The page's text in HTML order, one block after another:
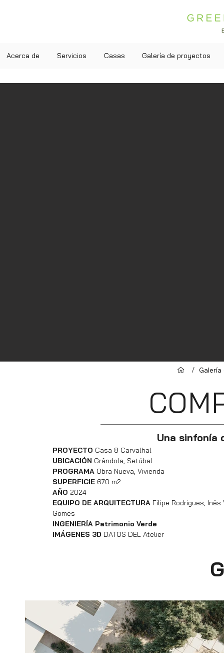
Acerca de Servicios Casas Galería de proyectos
/
Una sinfonía
PROYECTO Casa 8 Carvalhal
UBICACIÓN Grândola, Setúbal
PROGRAMA Obra Nueva, Vivienda
SUPERFICIE 670 m2
AÑO 2024
EQUIPO DE ARQUITECTURA Filipe Rodrigues,
Gomes
INGENIERÍA Patrimonio Verde
IMÁGENES 3D DATOS DEL Atelier